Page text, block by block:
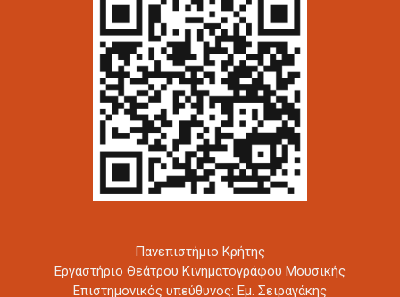
Πανεπιστήμιο Κρήτης
Εργαστήριο Θεάτρου Κινηματογράφου Μουσικής
Επιστημονικός υπεύθυνος: Εμ. Σειραγάκης